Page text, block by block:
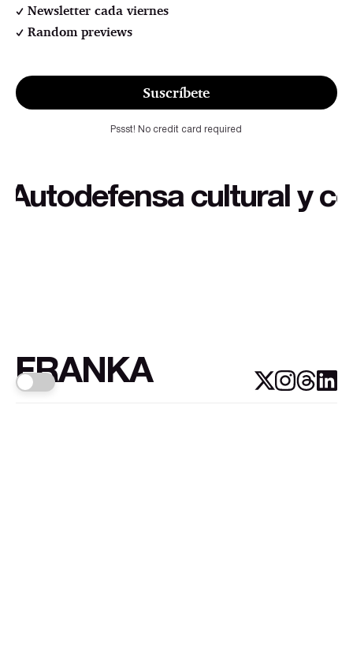
Newsletter cada viernes
Random previews
Suscríbete
Pssst! No credit card required
cultural y
FRANKA